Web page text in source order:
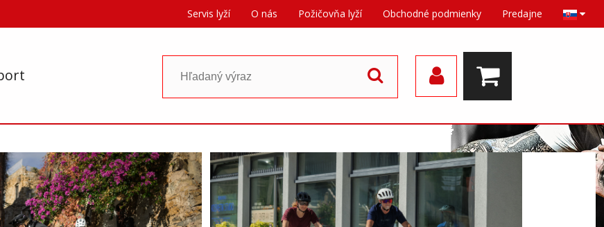
Servis lyží O nás Požičovňa lyží Obchodné podmienky Predajne